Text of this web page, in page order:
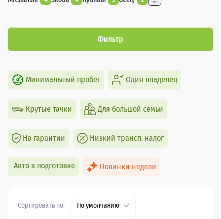
Фильтр
Минимальный пробег Один владелец
Крутые тачки Для большой семьи
На гарантии Низкий трансп. налог
Авто в подготовке Новинки недели
Сортировать по: По умолчанию